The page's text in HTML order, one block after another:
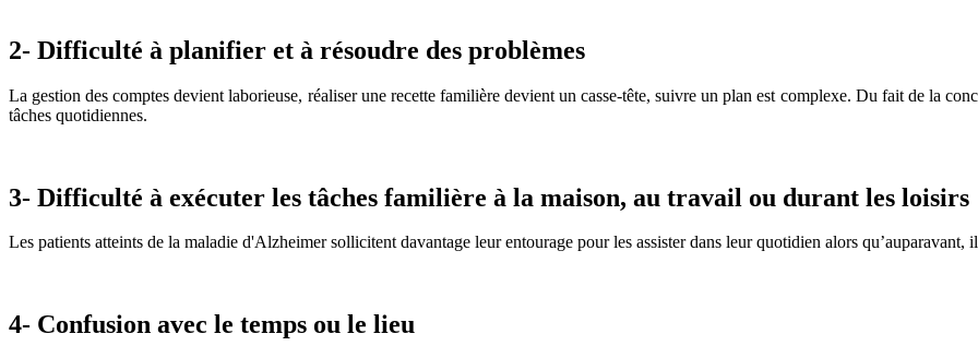
2- Difficulté à planifier et à résoudre des problèmes
La gestion des comptes devient laborieuse, réaliser une recette familière devient un casse-tête, suivre un plan est complexe. Du fait de la
tâches quotidiennes.
3- Difficulté à exécuter les tâches familière à la maison, au travail ou durant les loisirs
Les patients atteints de la maladie d'Alzheimer sollicitent davantage leur entourage pour les assister dans leur quotidien alors qu’auparavant,
4- Confusion avec le temps ou le lieu